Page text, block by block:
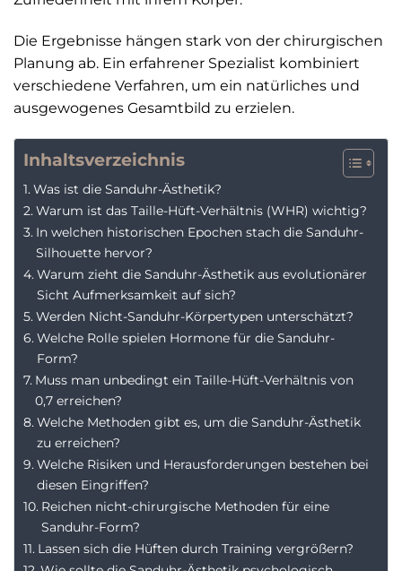
Die Ergebnisse hängen stark von der chirurgischen
Planung ab. Ein erfahrener Spezialist kombiniert
verschiedene Verfahren, um ein natürliches und
ausgewogenes Gesamtbild zu erzielen.
Inhaltsverzeichnis
Was ist die Sanduhr-Ästhetik?
Warum ist das Taille-Hüft-Verhältnis (WHR) wichtig?
In welchen historischen Epochen stach die Sanduhr-
Silhouette hervor?
Warum zieht die Sanduhr-Ästhetik aus evolutionärer
Sicht Aufmerksamkeit auf sich?
Werden Nicht-Sanduhr-Körpertypen unterschätzt?
Welche Rolle spielen Hormone für die Sanduhr-
Form?
Muss man unbedingt ein Taille-Hüft-Verhältnis von
0,7 erreichen?
Welche Methoden gibt es, um die Sanduhr-Ästhetik
zu erreichen?
Welche Risiken und Herausforderungen bestehen bei
diesen Eingriffen?
Reichen nicht-chirurgische Methoden für eine
Sanduhr-Form?
Lassen sich die Hüften durch Training vergrößern?